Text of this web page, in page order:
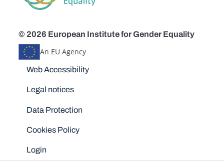
© 2026 European Institute for Gender Equality
An EU Agency
Disclaimers
Web Accessibility
Legal notices
Data Protection
Cookies Policy
Login